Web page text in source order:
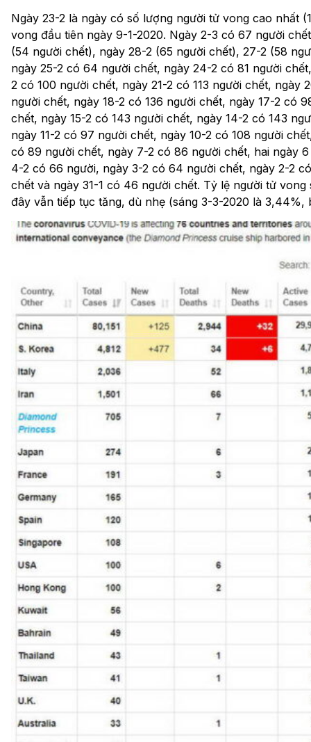
Ngày 23-2 là ngày có số lượng người tử vong cao nhất
vong đầu tiên ngày 9-1-2020. Ngày 2-3 có 67 người
(54 người chết), ngày 28-2 (65 người chết), 27-2 (58
ngày 25-2 có 64 người chết, ngày 24-2 có 81 người
2 có 100 người chết, ngày 21-2 có 113 người chết, ngày
người chết, ngày 18-2 có 136 người chết, ngày 17-2 có
chết, ngày 15-2 có 143 người chết, ngày 14-2 có 143
ngày 11-2 có 97 người chết, ngày 10-2 có 108 người
có 89 người chết, ngày 7-2 có 86 người chết, hai ngày
4-2 có 66 người, ngày 3-2 có 64 người chết, ngày 2-2
chết và ngày 31-1 có 46 người chết. Tỷ lệ người tử
đây vẫn tiếp tục tăng, dù nhẹ (sáng 3-3-2020 là 3,44%,